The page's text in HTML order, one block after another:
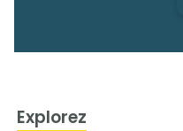
Explorez